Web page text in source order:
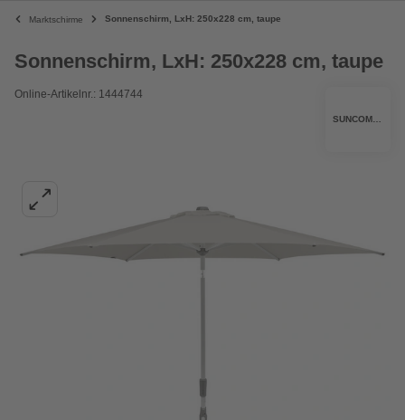
Marktschirme Sonnenschirm, LxH: 250x228 cm, taupe
Sonnenschirm, LxH: 250x228 cm, taupe
Online-Artikelnr.: 1444744